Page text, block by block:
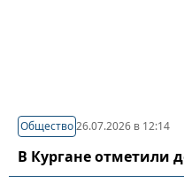
Общество26.07.2026 в 12:14
В Кургане отметили